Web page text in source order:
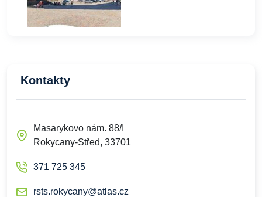
Kontakty
Masarykovo nám. 88/I
Rokycany-Střed, 33701
371 725 345
rsts.rokycany@atlas.cz